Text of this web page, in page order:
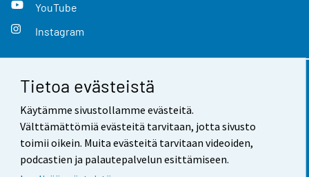
Tietoa evästeistä
Käytämme sivustollamme evästeitä.
Välttämättömiä evästeitä tarvitaan, jotta sivusto
toimii oikein. Muita evästeitä tarvitaan videoiden,
podcastien ja palautepalvelun esittämiseen.
YouTube
Instagram
Yhteystiedot
Palaute
Käyttöehdot